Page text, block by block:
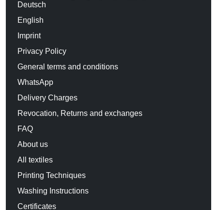
Deutsch
English
Imprint
Privacy Policy
General terms and conditions
WhatsApp
Delivery Charges
Revocation, Returns and exchanges
FAQ
About us
All textiles
Printing Techniques
Washing Instructions
Certificates